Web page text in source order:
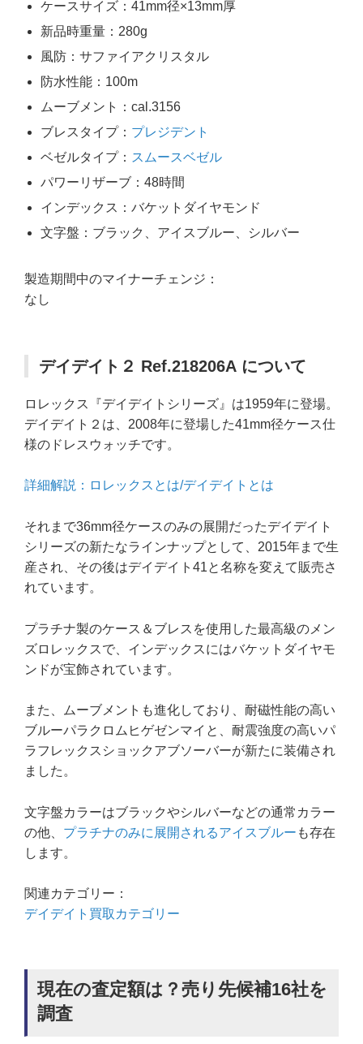
ケースサイズ：41mm径×13mm厚
新品時重量：280g
風防：サファイアクリスタル
防水性能：100m
ムーブメント：cal.3156
ブレスタイプ： プレジデント
ベゼルタイプ： スムースベゼル
パワーリザーブ：48時間
インデックス：バケットダイヤモンド
文字盤：ブラック、アイスブルー、シルバー
製造期間中のマイナーチェンジ：
なし
デイデイト２ Ref.218206A について
ロレックス『デイデイトシリーズ』は1959年に登場。
デイデイト２は、2008年に登場した41mm径ケース仕
様のドレスウォッチです。
詳細解説：ロレックスとは/デイデイトとは
それまで36mm径ケースのみの展開だったデイデイト
シリーズの新たなラインナップとして、2015年まで生
産され、その後はデイデイト41と名称を変えて販売さ
れています。
プラチナ製のケース＆ブレスを使用した最高級のメン
ズロレックスで、インデックスにはバケットダイヤモ
ンドが宝飾されています。
また、ムーブメントも進化しており、耐磁性能の高い
ブルーパラクロムヒゲゼンマイと、耐震強度の高いパ
ラフレックスショックアブソーバーが新たに装備され
ました。
文字盤カラーはブラックやシルバーなどの通常カラー
の他、 プラチナのみに展開されるアイスブルー も存在
します。
関連カテゴリー：
デイデイト買取カテゴリー
現在の査定額は？売り先候補16社を
調査